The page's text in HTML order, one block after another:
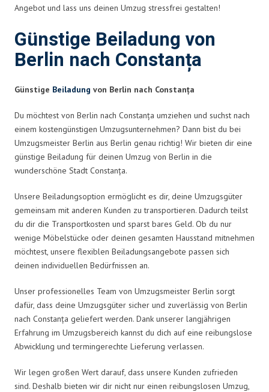
Angebot und lass uns deinen Umzug stressfrei gestalten!
Günstige Beiladung von
Berlin nach Constanța
Günstige Beiladung von Berlin nach Constanța
Du möchtest von Berlin nach Constanța umziehen und suchst nach
einem kostengünstigen Umzugsunternehmen? Dann bist du bei
Umzugsmeister Berlin aus Berlin genau richtig! Wir bieten dir eine
günstige Beiladung für deinen Umzug von Berlin in die
wunderschöne Stadt Constanța.
Unsere Beiladungsoption ermöglicht es dir, deine Umzugsgüter
gemeinsam mit anderen Kunden zu transportieren. Dadurch teilst
du dir die Transportkosten und sparst bares Geld. Ob du nur
wenige Möbelstücke oder deinen gesamten Hausstand mitnehmen
möchtest, unsere flexiblen Beiladungsangebote passen sich
deinen individuellen Bedürfnissen an.
Unser professionelles Team von Umzugsmeister Berlin sorgt
dafür, dass deine Umzugsgüter sicher und zuverlässig von Berlin
nach Constanța geliefert werden. Dank unserer langjährigen
Erfahrung im Umzugsbereich kannst du dich auf eine reibungslose
Abwicklung und termingerechte Lieferung verlassen.
Wir legen großen Wert darauf, dass unsere Kunden zufrieden
sind. Deshalb bieten wir dir nicht nur einen reibungslosen Umzug,